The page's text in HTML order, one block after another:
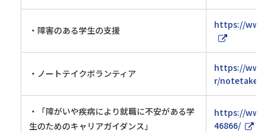
・障害のある学生の支援 https://
・ノートテイクボランティア
https://
r/notetake/
・「障がいや疾病により就職に不安がある学
生のためのキャリアガイダンス」
https://
46866/